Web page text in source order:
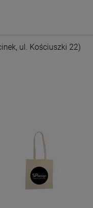
ul. Kościuszki 22)